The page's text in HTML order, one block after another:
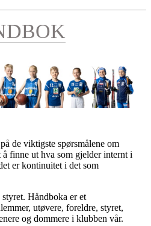
de viktigste spørsmålene om
finne ut hva som gjelder internt i
er kontinuitet i det som
Håndboka er et
utøvere, foreldre, styret,
og dommere i klubben vår.